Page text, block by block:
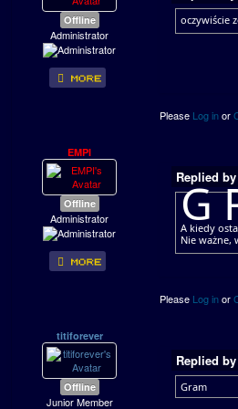
Offline
Administrator
oczywiście
Please Log inor
EMPI
Offline
Administrator
Replied
G
A kiedy
Nie ważne,
Please Log inor
titiforever
Offline
Junior Member
Replied
Gram